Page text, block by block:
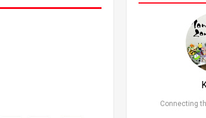
Connecting